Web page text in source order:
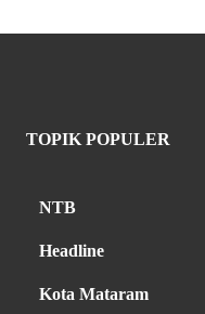
TOPIK POPULER
NTB
Headline
Kota Mataram